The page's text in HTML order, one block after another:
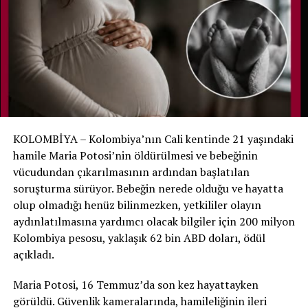
fark etti. Görevlinin anlatımına göre bebek daha sonra
öksürmeye ve nefes almaya çalışır gibi sesler çıkarmaya
başladı.
Bunun üzerine hastane ekibine hemen haber verildi.
Noah yeniden muayene edildi ve yaşam belirtilerinin
bulunduğu belirlenerek yenidoğan yoğun bakımına geri
alındı.
Aile hastaneyi suçlamıyor
Hastane, ölüm tespitinde gerekli tıbbi ve yasal
prosedürlerin uygulandığını ve mevcut bulgular ışığında
bir ihmal tespit edilmediğini açıkladı. Noah’ın annesi de
hastane personelinin oğlunu kurtarmak için yoğun çaba
gösterdiğini belirterek sağlık ekibini suçlamadıklarını
söyledi.
Noah daha sonra tedavisinin devamı için Bauru’daki São
KOLOMBİYA – Kolombiya’nın Cali kentinde 21 yaşındaki
hamile Maria Potosi’nin öldürülmesi ve bebeğinin
vücudundan çıkarılmasının ardından başlatılan
soruşturma sürüyor. Bebeğin nerede olduğu ve hayatta
olup olmadığı henüz bilinmezken, yetkililer olayın
aydınlatılmasına yardımcı olacak bilgiler için 200 milyon
Kolombiya pesosu, yaklaşık 62 bin ABD doları, ödül
açıkladı.
Maria Potosi, 16 Temmuz’da son kez hayattayken
görüldü. Güvenlik kameralarında, hamileliğinin ileri